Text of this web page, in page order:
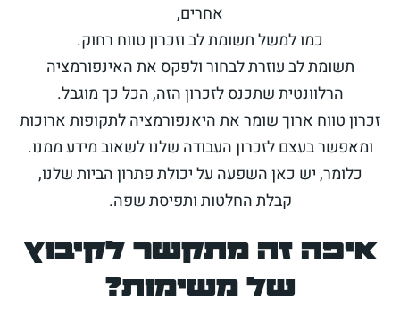
אחרים,
כמו למשל תשומת לב וזכרון טווח רחוק.
תשומת לב עוזרת לבחור ולפקס את האינפורמציה
הרלוונטית שתכנס לזכרון הזה, הכל כך מוגבל.
זכרון טווח ארוך שומר את היאנפורמציה לתקופות ארוכות
ומאפשר בעצם לזכרון העבודה שלנו לשאוב מידע ממנו.
כלומר, יש כאן השפעה על יכולת פתרון הביות שלנו,
קבלת החלטות ותפיסת שפה.
איפה זה מתקשר לקיבוץ
של משימות?